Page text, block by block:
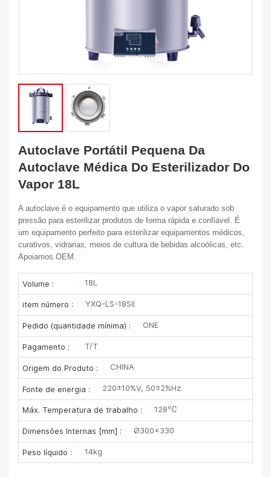
Autoclave Portátil Pequena Da
Autoclave Médica Do Esterilizador Do
Vapor 18L
A autoclave é o equipamento que utiliza o vapor saturado sob
pressão para esterilizar produtos de forma rápida e confiável. É
um equipamento perfeito para esterilizar equipamentos médicos,
curativos, vidrarias, meios de cultura de bebidas alcoólicas, etc.
Apoiamos OEM.
Volume : 18L
item número : YXQ-LS-18SII
Pedido (quantidade mínima) : ONE
Pagamento : T/T
Origem do Produto : CHINA
Fonte de energia : 220±10%V, 50±2%Hz
Máx. Temperatura de trabalho : 128℃
Dimensões Internas [mm] : Ø300×330
Peso líquido : 14kg